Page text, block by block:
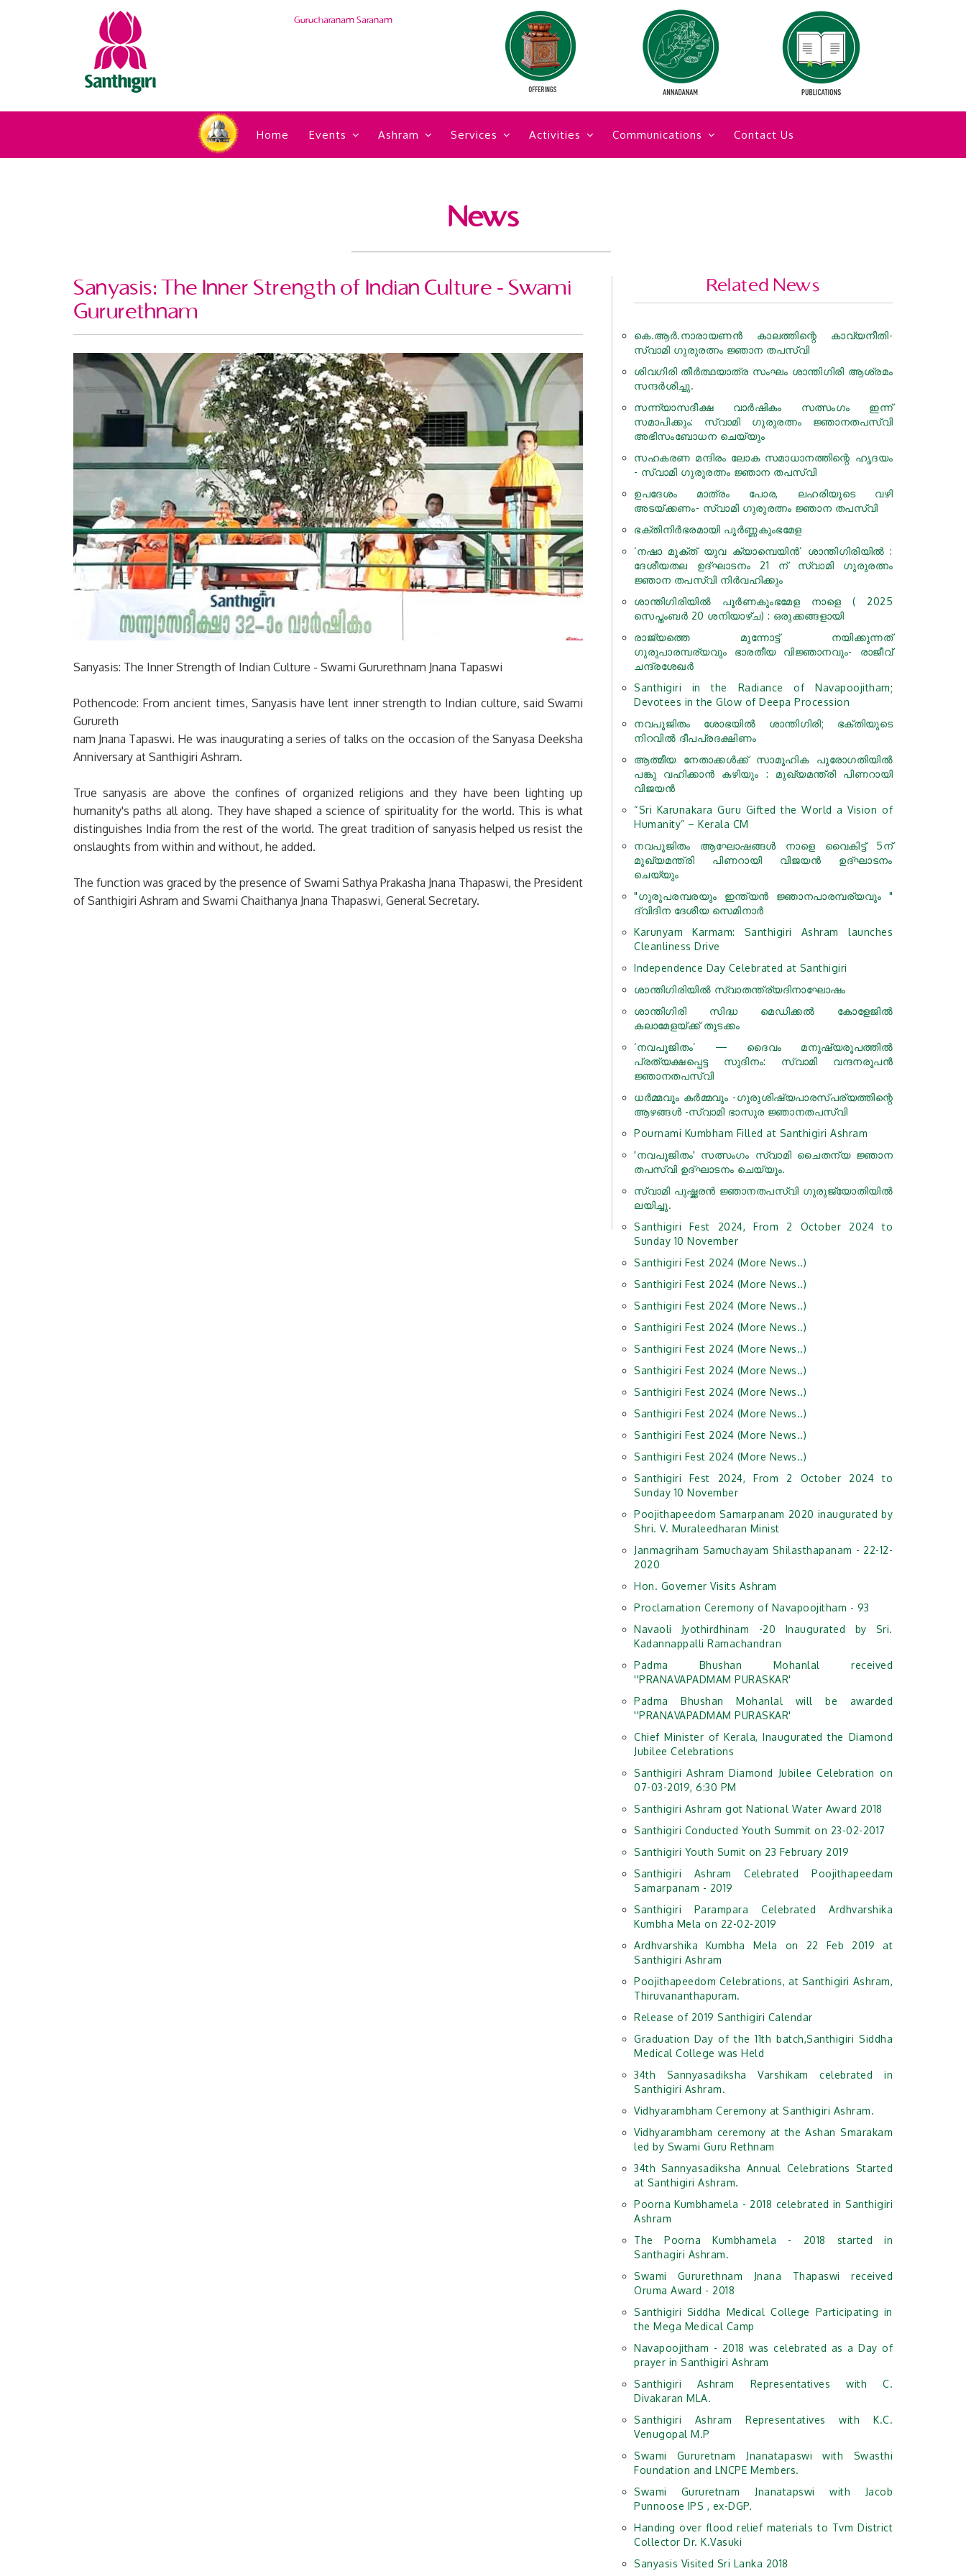
Gurucharanam Saranam
Home Events Ashram Services Activities Communications Contact Us
News
Sanyasis: The Inner Strength of Indian Culture - Swami
Gururethnam
Sanyasis: The Inner Strength of Indian Culture - Swami Gururethnam Jnana Tapaswi
Pothencode: From ancient times, Sanyasis have lent inner strength to Indian culture, said Swami
Gurureth
nam Jnana Tapaswi. He was inaugurating a series of talks on the occasion of the Sanyasa Deeksha
Anniversary at Santhigiri Ashram.
True sanyasis are above the confines of organized religions and they have been lighting up
humanity's paths all along. They have shaped a science of spirituality for the world. This is what
distinguishes India from the rest of the world. The great tradition of sanyasis helped us resist the
onslaughts from within and without, he added.
The function was graced by the presence of Swami Sathya Prakasha Jnana Thapaswi, the President
of Santhigiri Ashram and Swami Chaithanya Jnana Thapaswi, General Secretary.
Related News
കെ.ആര്‍.നാരായണന്‍ കാലത്തിന്റെ കാവ്യനീതി-
സ്വാമി ഗുരുരത്നം ജ്ഞാന തപസ്വി
ശിവഗിരി തീർത്ഥയാത്ര സംഘം ശാന്തിഗിരി ആശ്രമം
സന്ദർശിച്ചു.
സന്ന്യാസദീക്ഷ വാർഷികം സത്സംഗം ഇന്ന്
സമാപിക്കും: സ്വാമി ഗുരുരത്നം ജ്ഞാനതപസ്വി
അഭിസംബോധന ചെയ്യും
സഹകരണ മന്ദിരം ലോക സമാധാനത്തിന്റെ ഹൃദയം
- സ്വാമി ഗുരുരത്നം ജ്ഞാന തപസ്വി
ഉപദേശം മാത്രം പോര, ലഹരിയുടെ വഴി
അടയ്ക്കണം- സ്വാമി ഗുരുരത്നം ജ്ഞാന തപസ്വി
ഭക്തിനിര്‍ഭരമായി പൂർണ്ണകുംഭമേള
‘നഷാ മുക്ത് യുവ ക്യാമ്പെയിന്‍‘ ശാന്തിഗിരിയില്‍ :
ദേശീയതല ഉദ്ഘാടനം 21 ന് സ്വാമി ഗുരുരത്നം
ജ്ഞാന തപസ്വി നിര്‍വഹിക്കും
ശാന്തിഗിരിയിൽ പൂർണകുംഭമേള നാളെ ( 2025
സെപ്തംബര്‍ 20 ശനിയാഴ്ച) : ഒരുക്കങ്ങളായി
രാജ്യത്തെ മുന്നോട്ട് നയിക്കുന്നത്
ഗുരുപാരമ്പര്യവും ഭാരതീയ വിജ്ഞാനവും- രാജീവ്
ചന്ദ്രശേഖര്‍
Santhigiri in the Radiance of Navapoojitham;
Devotees in the Glow of Deepa Procession
നവപൂജിതം ശോഭയില്‍ ശാന്തിഗിരി; ഭക്തിയുടെ
നിറവില്‍ ദീപപ്രദക്ഷിണം
ആത്മീയ നേതാക്കള്‍ക്ക് സാമൂഹിക പുരോഗതിയില്‍
പങ്കു വഹിക്കാന്‍ കഴിയും : മുഖ്യമന്ത്രി പിണറായി
വിജയന്‍
“Sri Karunakara Guru Gifted the World a Vision of
Humanity” – Kerala CM
നവപൂജിതം ആഘോഷങ്ങള്‍ നാളെ വൈകിട്ട് 5ന്
മുഖ്യമന്ത്രി പിണറായി വിജയന്‍ ഉദ്ഘാടനം
ചെയ്യും
"ഗുരുപരമ്പരയും ഇന്ത്യൻ ജ്ഞാനപാരമ്പര്യവും "
ദ്വിദിന ദേശീയ സെമിനാർ
Karunyam Karmam: Santhigiri Ashram launches
Cleanliness Drive
Independence Day Celebrated at Santhigiri
ശാന്തിഗിരിയിൽ സ്വാതന്ത്ര്യദിനാഘോഷം
ശാന്തിഗിരി സിദ്ധ മെഡിക്കൽ കോളേജിൽ
കലാമേളയ്ക്ക് തുടക്കം
‘നവപൂജിതം’ — ദൈവം മനുഷ്യരൂപത്തിൽ
പ്രത്യക്ഷപ്പെട്ട സുദിനം: സ്വാമി വന്ദനരൂപൻ
ജ്ഞാനതപസ്വി
ധർമ്മവും കർമ്മവും -ഗുരുശിഷ്യപാരസ്പര്യത്തിന്റെ
ആഴങ്ങൾ -സ്വാമി ഭാസുര ജ്ഞാനതപസ്വി
Pournami Kumbham Filled at Santhigiri Ashram
'നവപൂജിതം' സത്സംഗം സ്വാമി ചൈതന്യ ജ്ഞാന
തപസ്വി ഉദ്ഘാടനം ചെയ്യും.
സ്വാമി പുഷ്ക്കരൻ ജ്ഞാനതപസ്വി ഗുരുജ്യോതിയില്‍
ലയിച്ചു.
Santhigiri Fest 2024, From 2 October 2024 to
Sunday 10 November
Santhigiri Fest 2024 (More News..)
Santhigiri Fest 2024 (More News..)
Santhigiri Fest 2024 (More News..)
Santhigiri Fest 2024 (More News..)
Santhigiri Fest 2024 (More News..)
Santhigiri Fest 2024 (More News..)
Santhigiri Fest 2024 (More News..)
Santhigiri Fest 2024 (More News..)
Santhigiri Fest 2024 (More News..)
Santhigiri Fest 2024 (More News..)
Santhigiri Fest 2024, From 2 October 2024 to
Sunday 10 November
Poojithapeedom Samarpanam 2020 inaugurated by
Shri. V. Muraleedharan Minist
Janmagriham Samuchayam Shilasthapanam - 22-12-
2020
Hon. Governer Visits Ashram
Proclamation Ceremony of Navapoojitham - 93
Navaoli Jyothirdhinam -20 Inaugurated by Sri.
Kadannappalli Ramachandran
Padma Bhushan Mohanlal received
''PRANAVAPADMAM PURASKAR'
Padma Bhushan Mohanlal will be awarded
''PRANAVAPADMAM PURASKAR'
Chief Minister of Kerala, Inaugurated the Diamond
Jubilee Celebrations
Santhigiri Ashram Diamond Jubilee Celebration on
07-03-2019, 6:30 PM
Santhigiri Ashram got National Water Award 2018
Santhigiri Conducted Youth Summit on 23-02-2017
Santhigiri Youth Sumit on 23 February 2019
Santhigiri Ashram Celebrated Poojithapeedam
Samarpanam - 2019
Santhigiri Parampara Celebrated Ardhvarshika
Kumbha Mela on 22-02-2019
Ardhvarshika Kumbha Mela on 22 Feb 2019 at
Santhigiri Ashram
Poojithapeedom Celebrations, at Santhigiri Ashram,
Thiruvananthapuram.
Release of 2019 Santhigiri Calendar
Graduation Day of the 11th batch,Santhigiri Siddha
Medical College was Held
34th Sannyasadiksha Varshikam celebrated in
Santhigiri Ashram.
Vidhyarambham Ceremony at Santhigiri Ashram.
Vidhyarambham ceremony at the Ashan Smarakam
led by Swami Guru Rethnam
34th Sannyasadiksha Annual Celebrations Started
at Santhigiri Ashram.
Poorna Kumbhamela - 2018 celebrated in Santhigiri
Ashram
The Poorna Kumbhamela - 2018 started in
Santhagiri Ashram.
Swami Gururethnam Jnana Thapaswi received
Oruma Award - 2018
Santhigiri Siddha Medical College Participating in
the Mega Medical Camp
Navapoojitham - 2018 was celebrated as a Day of
prayer in Santhigiri Ashram
Santhigiri Ashram Representatives with C.
Divakaran MLA.
Santhigiri Ashram Representatives with K.C.
Venugopal M.P
Swami Gururetnam Jnanatapaswi with Swasthi
Foundation and LNCPE Members.
Swami Gururetnam Jnanatapswi with Jacob
Punnoose IPS , ex-DGP.
Handing over flood relief materials to Tvm District
Collector Dr. K.Vasuki
Sanyasis Visited Sri Lanka 2018